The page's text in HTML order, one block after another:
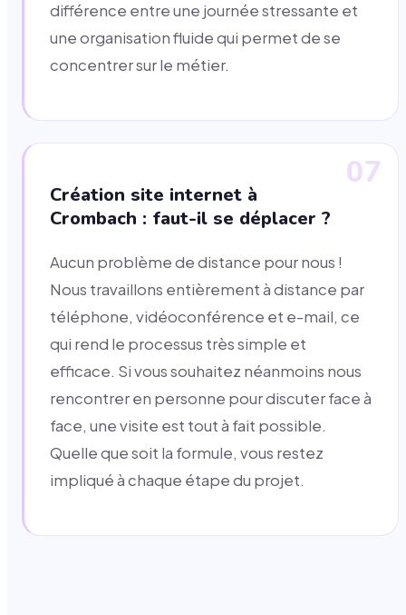
différence entre une journée stressante et
une organisation fluide qui permet de se
concentrer sur le métier.
07
Création site internet à
Crombach : faut-il se déplacer ?
Aucun problème de distance pour nous !
Nous travaillons entièrement à distance par
téléphone, vidéoconférence et e-mail, ce
qui rend le processus très simple et
efficace. Si vous souhaitez néanmoins nous
rencontrer en personne pour discuter face à
face, une visite est tout à fait possible.
Quelle que soit la formule, vous restez
impliqué à chaque étape du projet.